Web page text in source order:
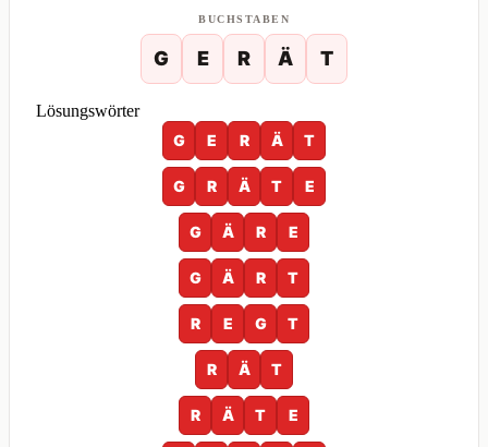
BUCHSTABEN
G E R Ä T
Lösungswörter
G
E R Ä T
G R Ä T E
G Ä R E
G Ä R T
R E G T
R Ä T
R Ä T E